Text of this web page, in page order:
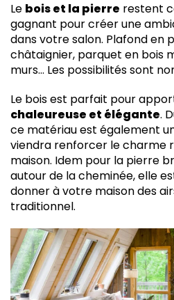
Le bois et la pierre restent
gagnant pour créer une
dans votre salon. Plafond en
châtaignier, parquet en bois
murs… Les possibilités sont
Le bois est parfait pour
chaleureuse et élégante.
ce matériau est également
viendra renforcer le charme
maison. Idem pour la pierre
autour de la cheminée, elle
donner à votre maison des
traditionnel.